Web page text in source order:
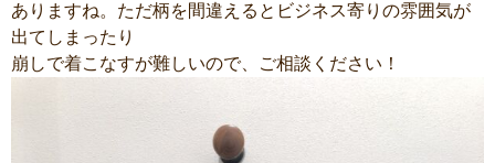
ありますね。ただ柄を間違えるとビジネス寄りの雰囲気が
出てしまったり
崩しで着こなすが難しいので、ご相談ください！